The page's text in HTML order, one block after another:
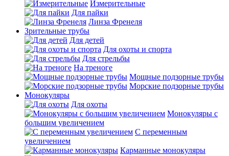
Измерительные
Для пайки
Линза Френеля
Зрительные трубы
Для детей
Для охоты и спорта
Для стрельбы
На треноге
Мощные подзорные трубы
Морские подзорные трубы
Монокуляры
Для охоты
Монокуляры с
большим увеличением
С переменным
увеличением
Карманные монокуляры